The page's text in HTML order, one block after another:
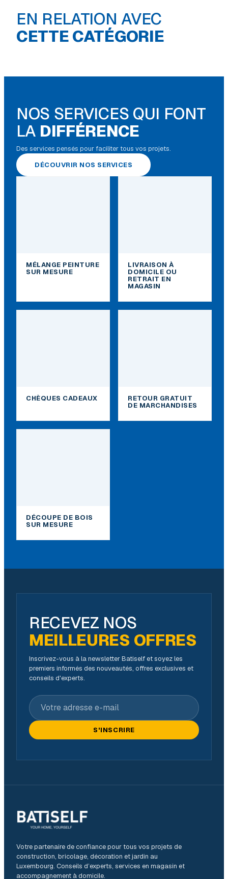
EN RELATION AVEC
CETTE CATÉGORIE
Disques pour
meuleuse
Scie cloche &
NOS SERVICES QUI FONT
LA DIFFÉRENCE
Des services pensés pour faciliter tous vos projets.
DÉCOUVRIR NOS SERVICES
MÉLANGE PEINTURE
SUR MESURE
LIVRAISON À
DOMICILE OU
RETRAIT EN
MAGASIN
CHÈQUES CADEAUX
RETOUR GRATUIT
DE MARCHANDISES
DÉCOUPE DE BOIS
SUR MESURE
RECEVEZ NOS
MEILLEURES OFFRES
Inscrivez-vous à la newsletter Batiself et soyez les
premiers informés des nouveautés, offres exclusives et
conseils d'experts.
Votre adresse e-mail
S'INSCRIRE
Votre partenaire de confiance pour tous vos projets de
construction, bricolage, décoration et jardin au
Luxembourg. Conseils d’experts, services en magasin et
accompagnement à domicile.